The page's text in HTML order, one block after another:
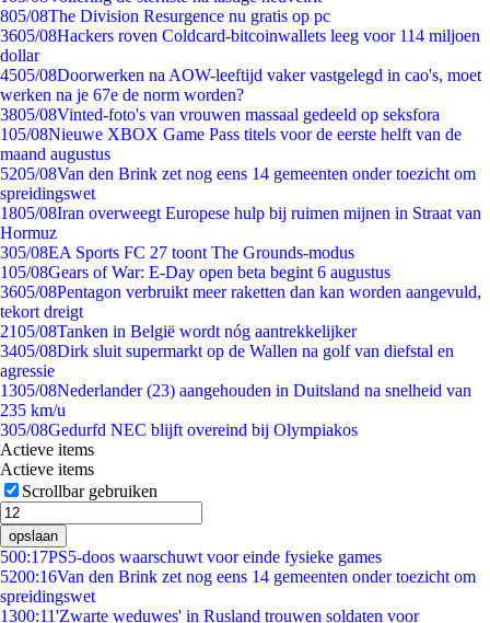
805/08The Division Resurgence nu gratis op pc
3605/08Hackers roven Coldcard-bitcoinwallets leeg voor 114 miljoen
dollar
4505/08Doorwerken na AOW-leeftijd vaker vastgelegd in cao's, moet
werken na je 67e de norm worden?
3805/08Vinted-foto's van vrouwen massaal gedeeld op seksfora
105/08Nieuwe XBOX Game Pass titels voor de eerste helft van de
maand augustus
5205/08Van den Brink zet nog eens 14 gemeenten onder toezicht om
spreidingswet
1805/08Iran overweegt Europese hulp bij ruimen mijnen in Straat van
Hormuz
305/08EA Sports FC 27 toont The Grounds-modus
105/08Gears of War: E-Day open beta begint 6 augustus
3605/08Pentagon verbruikt meer raketten dan kan worden aangevuld,
tekort dreigt
2105/08Tanken in België wordt nóg aantrekkelijker
3405/08Dirk sluit supermarkt op de Wallen na golf van diefstal en
agressie
1305/08Nederlander (23) aangehouden in Duitsland na snelheid van
235 km/u
305/08Gedurfd NEC blijft overeind bij Olympiakos
Actieve items
Actieve items
Scrollbar gebruiken
opslaan
500:17PS5-doos waarschuwt voor einde fysieke games
5200:16Van den Brink zet nog eens 14 gemeenten onder toezicht om
spreidingswet
1300:11'Zwarte weduwes' in Rusland trouwen soldaten voor